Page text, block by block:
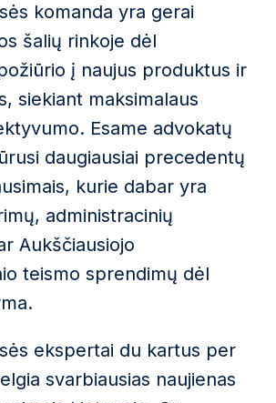
komanda yra gerai
šalių rinkoje dėl
į naujus produktus ir
siekiant maksimalaus
Esame advokatų
daugiausiai precedentų
kurie dabar yra
administracinių
Aukščiausiojo
teismo sprendimų dėl
ekspertai du kartus per
svarbiausias naujienas